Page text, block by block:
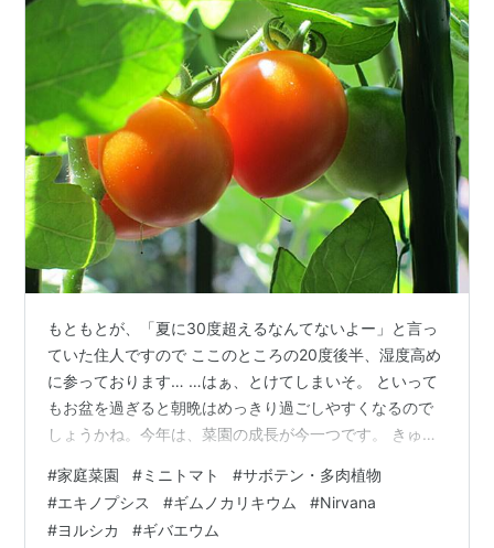
もともとが、「夏に30度超えるなんてないよー」と言っ
ていた住人ですので ここのところの20度後半、湿度高め
に参っております… …はぁ、とけてしまいそ。 といって
もお盆を過ぎると朝晩はめっきり過ごしやすくなるので
しょうかね。今年は、菜園の成長が今一つです。 きゅう
のせいですかね。 今年は、茎や葉が思ったように茂りま
せんでした。 そのかわり、トマトの皮がそんなにバリバ
リじゃないのですよ。 黒土というか窒素分が少なかった
#家庭菜園 #ミニトマト #サボテン・多肉植物
#エキノプシス #ギムノカリキウム #Nirvana
#ヨルシカ #ギバエウム